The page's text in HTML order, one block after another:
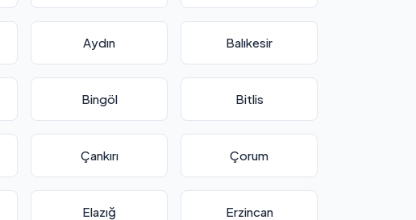
Aydın Balıkesir
Bingöl Bitlis
Çankırı Çorum
Elazığ Erzincan